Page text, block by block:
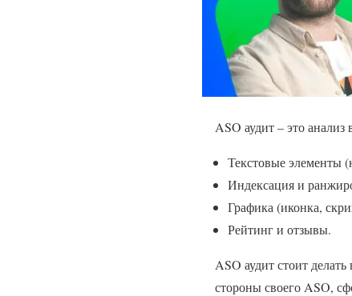
ASO аудит – это анализ
Текстовые элементы
Индексация и
Графика (иконка,
Рейтинг и отзывы.
ASO аудит стоит
стороны своего ASO,